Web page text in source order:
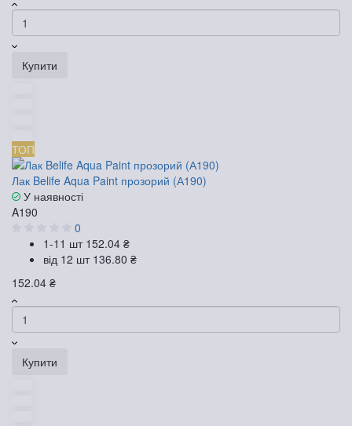
Купити
ТОП
Лак Belife Aqua Paint прозорий (А190)
У наявності
A190
0
1-11 шт 152.04 ₴
від 12 шт 136.80 ₴
152.04 ₴
Купити